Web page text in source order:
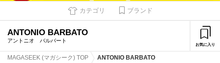
カテゴリ ブランド
ANTONIO BARBATO
アントニオ バルバート
お気に入り
MAGASEEK (マガシーク) TOP ANTONIO BARBATO